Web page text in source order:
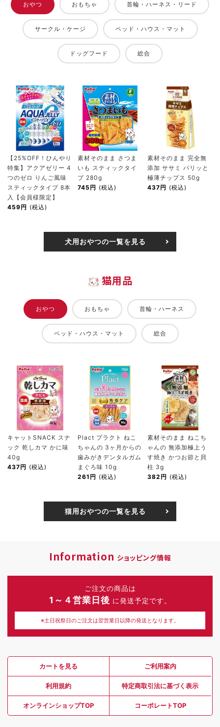
おやつ おもちゃ 首輪・ハーネス・リード
サークル・ケージ ベッド・ハウス・マット
ドッグフード 総合
【25%OFF！ひんやり
特集】アクアゼリー 4
つのゼロ りんご風味
スティックタイプ 8本
入【会員様限定】
459円 (税込)
素材そのまま さつま
いも スティックタイ
プ 280g
745円 (税込)
素材そのまま 完全無
添加 ササミ パリッと
極薄チップス 50g
437円 (税込)
犬用おやつの一覧を見る
猫用品
おやつ おもちゃ 首輪・ハーネス
ベッド・ハウス・マット 総合
キャットSNACK スナ
ック 乾しカマ かに味
40g
437円 (税込)
Plact プラクト ねこ
ちゃんの 3ヶ月からの
歯みがきデンタルガム
まぐろ味 10g
261円 (税込)
素材そのまま ねこち
ゃんの 無添加極上う
す焼き かつお節と貝
柱 3g
382円 (税込)
猫用おやつの一覧を見る
Information ショッピング情報
ご注文の商品は
1～４営業日後 に発送予定です。
※土日祝祭日のご注文は翌営業日以降の発送となります。
カートを見る ご利用案内
利用規約 特定商取引法に基づく表示
オンラインショップTOP コーポレートTOP